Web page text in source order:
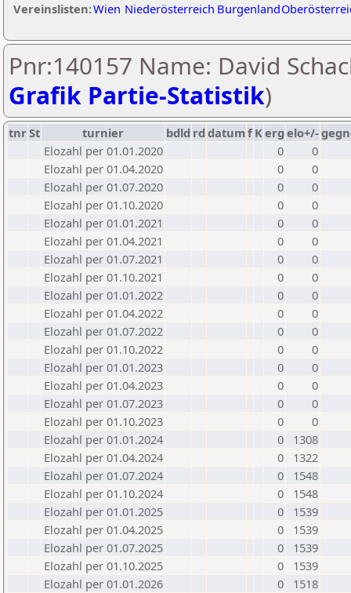
Vereinslisten:Wien Niederösterreich Burgenland
Pnr:140157 Name: David
Grafik Partie-Statistik)
tnrSt turnier bdld rd datumf Kerg elo+/-
Elozahl per 01.01.2020
0
0
Elozahl per 01.04.2020
0
0
Elozahl per 01.07.2020
0
0
Elozahl per 01.10.2020
0
0
Elozahl per 01.01.2021
0
0
Elozahl per 01.04.2021
0
0
Elozahl per 01.07.2021
0
0
Elozahl per 01.10.2021
0
0
Elozahl per 01.01.2022
0
0
Elozahl per 01.04.2022
0
0
Elozahl per 01.07.2022
0
0
Elozahl per 01.10.2022
0
0
Elozahl per 01.01.2023
0
0
Elozahl per 01.04.2023
0
0
Elozahl per 01.07.2023
0
0
Elozahl per 01.10.2023
0
0
Elozahl per 01.01.2024
0
1308
Elozahl per 01.04.2024
0
1322
Elozahl per 01.07.2024
0
1548
Elozahl per 01.10.2024
0
1548
Elozahl per 01.01.2025
0
1539
Elozahl per 01.04.2025
0
1539
Elozahl per 01.07.2025
0
1539
Elozahl per 01.10.2025
0
1539
Elozahl per 01.01.2026
0
1518